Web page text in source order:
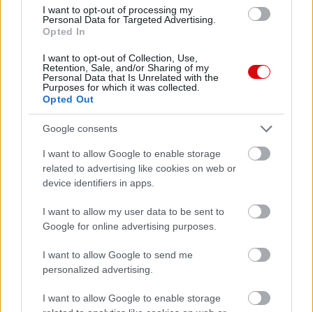
I want to opt-out of processing my
Personal Data for Targeted Advertising.
Opted In
I want to opt-out of Collection, Use,
Retention, Sale, and/or Sharing of my
Personal Data that Is Unrelated with the
Purposes for which it was collected.
Opted Out
Google consents
I want to allow Google to enable storage
related to advertising like cookies on web or
device identifiers in apps.
I want to allow my user data to be sent to
Google for online advertising purposes.
I want to allow Google to send me
personalized advertising.
I want to allow Google to enable storage
Leeds United
United
Felkészülési szezon 5. mérkőzés
Croke Park, Dublin
2026-08-12 20:30
3 nap 5 óra 18 perc 31 másodperc
AC MilanvsManchester United2026-08-15 18:00
ELŐZŐ MÉRKŐZÉSEK
Támogatás